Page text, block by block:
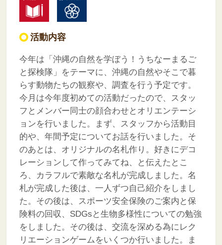
活動内容
今年は「沖縄の自然を学ぼう！うちなーまるご
と探検隊」をテーマに、沖縄の自然やそこで暮
らす動物たちの観察や、調査を行う予定です。
今月は今年度初めての活動だったので、スタッ
フとメンバー同士の顔合わせとオリエンテーシ
ョンを行いました。まず、スタッフから活動目
的や、年間予定についてお話を行いました。そ
のあとは、オリジナルの名札作り。好きにデコ
レーションして作ってみてね、と伝えたとこ
ろ、カラフルで素敵な名札が完成しました。名
札が完成した後は、一人ずつ自己紹介をしまし
た。その後は、スポーツ安全保険のご案内と保
険料の回収、SDGsと生物多様性についての勉強
をしました。その後は、交流を深める為にレク
リエーションゲームをいくつか行いました。ま